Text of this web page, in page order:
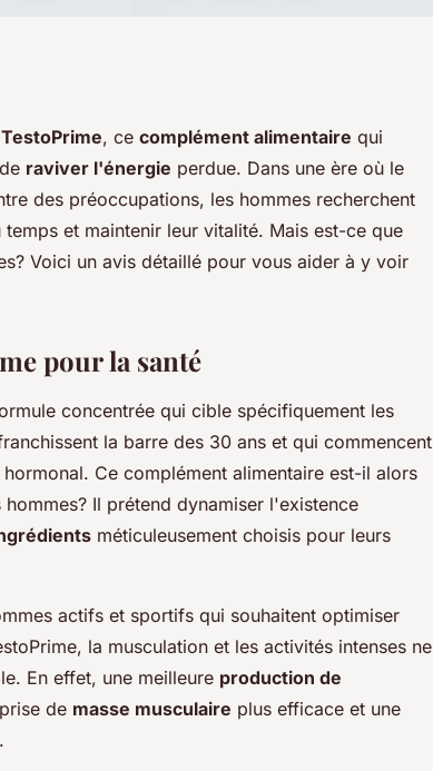
TestoPrime, ce complément alimentaire qui
raviver l'énergie perdue. Dans une ère où le
des préoccupations, les hommes recherchent
et maintenir leur vitalité. Mais est-ce que
Voici un avis détaillé pour vous aider à y voir
pour la santé
concentrée qui cible spécifiquement les
la barre des 30 ans et qui commencent
Ce complément alimentaire est-il alors
Il prétend dynamiser l'existence
méticuleusement choisis pour leurs
actifs et sportifs qui souhaitent optimiser
la musculation et les activités intenses ne
En effet, une meilleure production de
de masse musculaire plus efficace et une